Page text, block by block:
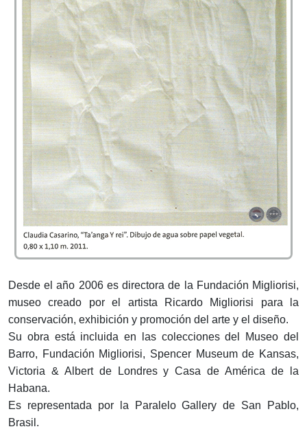
Desde el año 2006 es directora de la Fundación Migliorisi,
museo creado por el artista Ricardo Migliorisi para la
conservación, exhibición y promoción del arte y el diseño.
Su obra está incluida en las colecciones del Museo del
Barro, Fundación Migliorisi, Spencer Museum de Kansas,
Victoria & Albert de Londres y Casa de América de la
Habana.
Es representada por la Paralelo Gallery de San Pablo,
Brasil.